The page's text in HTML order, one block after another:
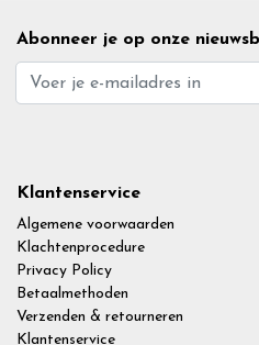
Abonneer je op onze
Klantenservice
Algemene voorwaarden
Klachtenprocedure
Privacy Policy
Betaalmethoden
Verzenden & retourneren
Klantenservice